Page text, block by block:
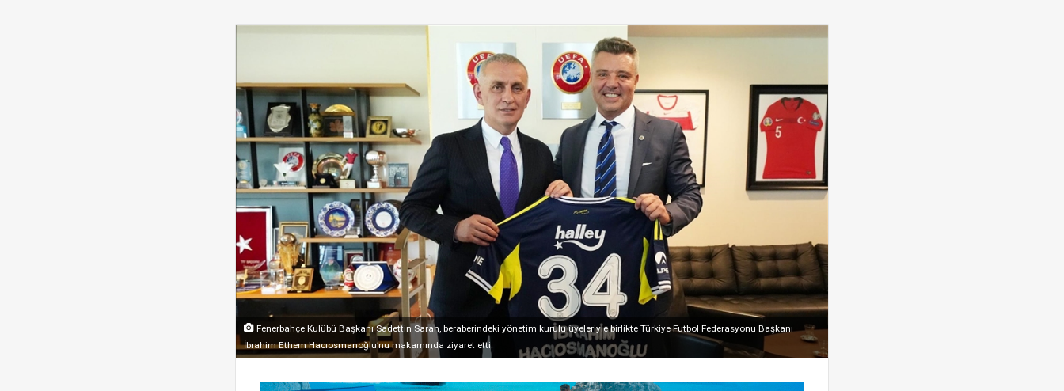
posta
Fenerbahçe Kulübü Başkanı Sadettin Saran, beraberindeki yönetim kurulu üyeleriyle birlikte Türkiye Futbol Federasyonu Başkanı
İbrahim Ethem Hacıosmanoğlu’nu makamında ziyaret etti.